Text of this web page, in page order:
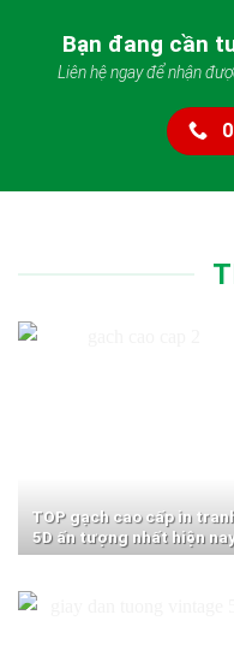
Bạn đang cần
Liên hệ ngay để nhận
TOP gạch cao cấp in
5D ấn tượng nhất hiện